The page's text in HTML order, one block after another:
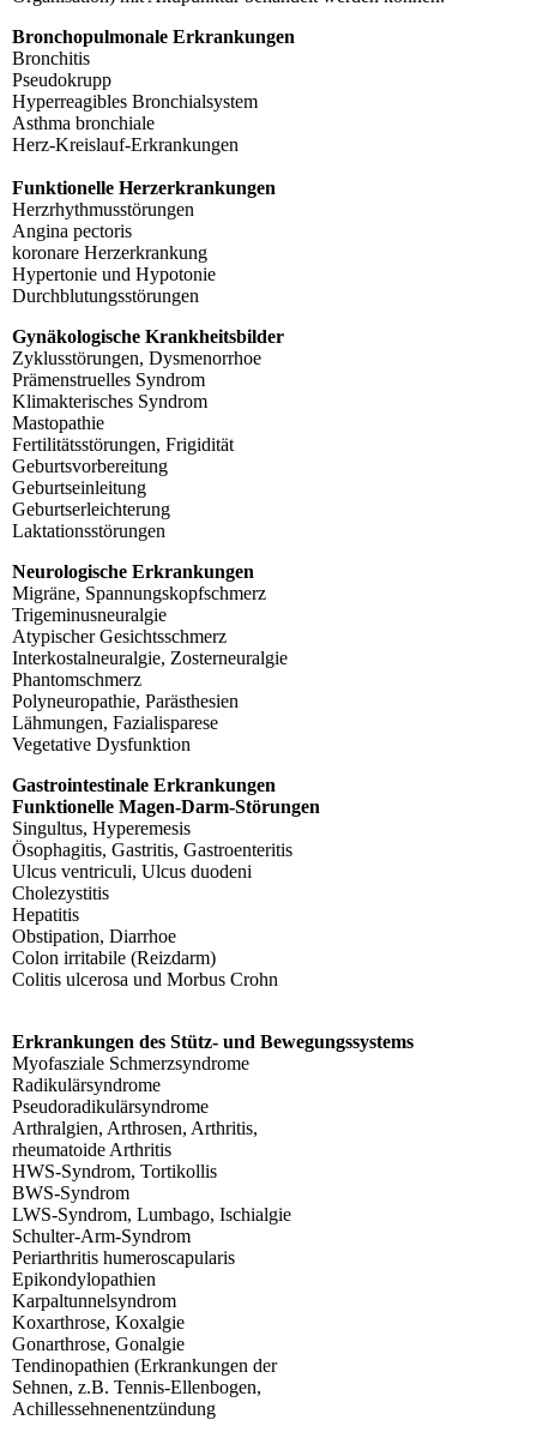
Bronchopulmonale Erkrankungen
Bronchitis
Pseudokrupp
Hyperreagibles Bronchialsystem
Asthma bronchiale
Herz-Kreislauf-Erkrankungen
Funktionelle Herzerkrankungen
Herzrhythmusstörungen
Angina pectoris
koronare Herzerkrankung
Hypertonie und Hypotonie
Durchblutungsstörungen
Gynäkologische Krankheitsbilder
Zyklusstörungen, Dysmenorrhoe
Prämenstruelles Syndrom
Klimakterisches Syndrom
Mastopathie
Fertilitätsstörungen, Frigidität
Geburtsvorbereitung
Geburtseinleitung
Geburtserleichterung
Laktationsstörungen
Neurologische Erkrankungen
Migräne, Spannungskopfschmerz
Trigeminusneuralgie
Atypischer Gesichtsschmerz
Interkostalneuralgie, Zosterneuralgie
Phantomschmerz
Polyneuropathie, Parästhesien
Lähmungen, Fazialisparese
Vegetative Dysfunktion
Gastrointestinale Erkrankungen
Funktionelle Magen-Darm-Störungen
Singultus, Hyperemesis
Ösophagitis, Gastritis, Gastroenteritis
Ulcus ventriculi, Ulcus duodeni
Cholezystitis
Hepatitis
Obstipation, Diarrhoe
Colon irritabile (Reizdarm)
Colitis ulcerosa und Morbus Crohn
Erkrankungen des Stütz- und Bewegungssystems
Myofasziale Schmerzsyndrome
Radikulärsyndrome
Pseudoradikulärsyndrome
Arthralgien, Arthrosen, Arthritis,
rheumatoide Arthritis
HWS-Syndrom, Tortikollis
BWS-Syndrom
LWS-Syndrom, Lumbago, Ischialgie
Schulter-Arm-Syndrom
Periarthritis humeroscapularis
Epikondylopathien
Karpaltunnelsyndrom
Koxarthrose, Koxalgie
Gonarthrose, Gonalgie
Tendinopathien (Erkrankungen der
Sehnen, z.B. Tennis-Ellenbogen,
Achillessehnenentzündung